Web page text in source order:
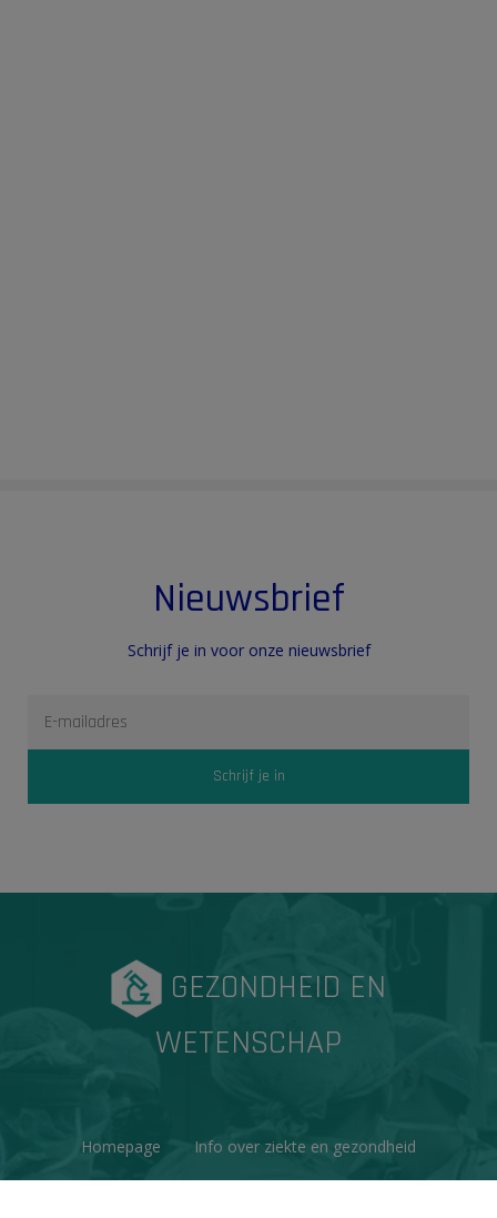
Nieuwsbrief
Schrijf je in voor onze nieuwsbrief
GEZONDHEID EN
WETENSCHAP
Homepage Info over ziekte en gezondheid